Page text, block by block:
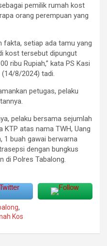
pemilik rumah kost
orang perempuan yang
fakta, setiap ada tamu yang
kost tersebut dipungut
ribu Rupiah,” kata PS Kasi
8/2024) tadi.
petugas, pelaku
pelaku bersama sejumlah
KTP atas nama TWH, Uang
1 buah gawai berwarna
dengan bungkus
di Polres Tabalong.
,
Kos